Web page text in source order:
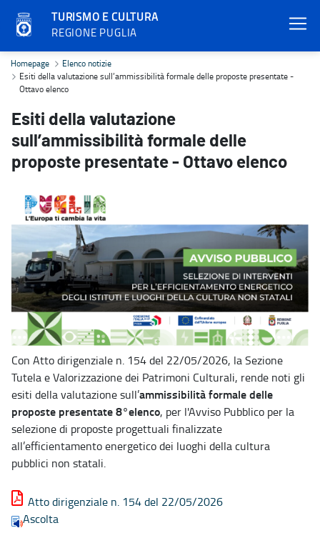
TURISMO E CULTURA
REGIONE PUGLIA
Esiti della valutazione sull’ammissibilità formale delle proposte
Homepage
Elenco notizie
Esiti della valutazione sull’ammissibilità formale delle proposte presentate -
Ottavo elenco
Esiti della valutazione
sull’ammissibilità formale delle
proposte presentate - Ottavo elenco
Con Atto dirigenziale n. 154 del 22/05/2026, la Sezione
Tutela e Valorizzazione dei Patrimoni Culturali, rende noti gli
esiti della valutazione sull’ammissibilità formale delle
proposte presentate 8°elenco, per l'Avviso Pubblico per la
selezione di proposte progettuali finalizzate
all’efficientamento energetico dei luoghi della cultura
pubblici non statali.
Atto dirigenziale n. 154 del 22/05/2026
Ascolta